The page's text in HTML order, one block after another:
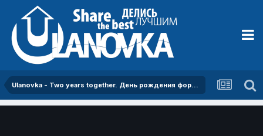
Ulanovka - Two years together. День рождения форума